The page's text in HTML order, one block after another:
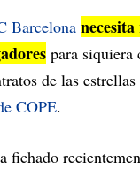
Barcelona
para siquiera
de las estrellas
COPE.
fichado